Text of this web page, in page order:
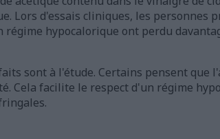
Lors d'essais cliniques, les personnes
hypocalorique ont perdu
sont à l'étude. Certains pensent que
Cela facilite le respect d'un régime